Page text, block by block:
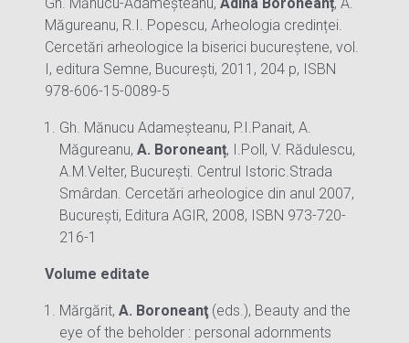
Măgureanu, R.I. Popescu, Arheologia credinței.
Cercetări arheologice la biserici bucureștene, vol.
I, editura Semne, București, 2011, 204 p, ISBN
978-606-15-0089-5
Gh. Mănucu Adameșteanu, P.I.Panait, A.
Măgureanu,A. Boroneanț, I.Poll, V. Rădulescu,
A.M.Velter, București. Centrul Istoric.Strada
Smârdan. Cercetări arheologice din anul 2007,
București, Editura AGIR, 2008, ISBN 973-720-
216-1
Volume editate
Mărgărit,A. Boroneanţ (eds.), Beauty and the
eye of the beholder : personal adornments